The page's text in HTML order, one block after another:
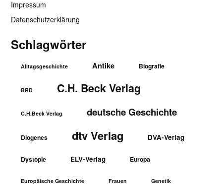
Impressum
Datenschutzerklärung
Schlagwörter
Alltagsgeschichte Antike Biografie
BRD C.H. Beck Verlag
C.H.Beck Verlag deutsche Geschichte
Diogenes dtv Verlag DVA-Verlag
Dystopie ELV-Verlag Europa
Europäische Geschichte Frauen Genetik